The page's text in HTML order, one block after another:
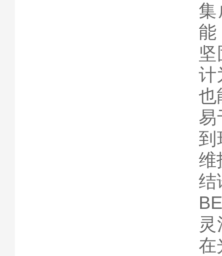
能
计
也
易
到
维
结
在